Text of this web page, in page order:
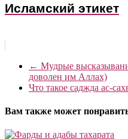
Исламский этикет
← Мудрые
доволен им Аллах)
Что такое саджда ас-
Вам также может